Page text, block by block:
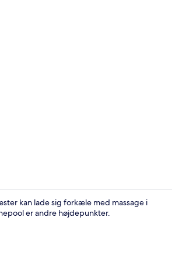
kan lade sig forkæle med massage i
er andre højdepunkter.